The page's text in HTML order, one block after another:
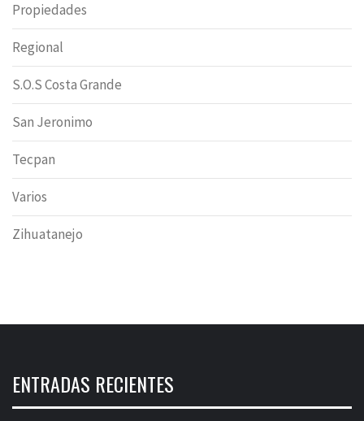
Propiedades
Regional
S.O.S Costa Grande
San Jeronimo
Tecpan
Varios
Zihuatanejo
ENTRADAS RECIENTES